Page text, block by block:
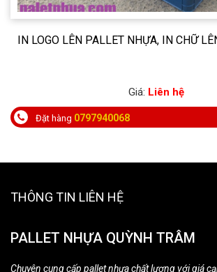
IN LOGO LÊN PALLET NHỰA, IN CHỮ
Giá: Liên hệ
Đặt hàng 0797940068
THÔNG TIN LIÊN HỆ
PALLET NHỰA QUỲNH TRÂM
Chuyên cung cấp pallet nhựa chất lượng với giá